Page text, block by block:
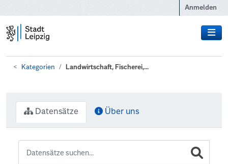
Anmelden
Kategorien Landwirtschaft, Fischerei,...
Datensätze Über uns